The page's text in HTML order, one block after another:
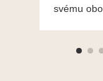
svému
výběru,